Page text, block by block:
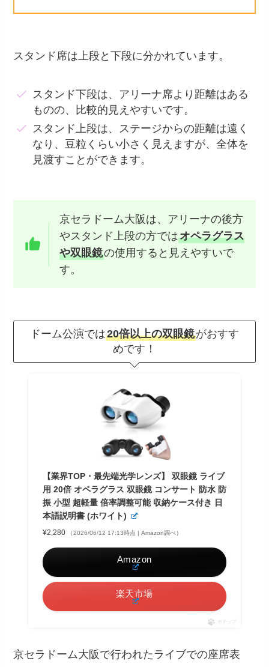
スタンド席は上段と下段に分かれています。
スタンド下段は、アリーナ席より距離はある
ものの、比較的見えやすいです。
スタンド上段は、ステージからの距離は遠く
なり、豆粒くらい小さく見えますが、全体を
見渡すことができます。
京セラドーム大阪は、アリーナの後方
やスタンド上段の方ではオペラグラス
や双眼鏡の使用すると見えやすいで
す。
ドーム公演では20倍以上の双眼鏡がおすす
めです！
【業界TOP・最先端光学レンズ】 双眼鏡 ライブ
用 20倍 オペラグラス 双眼鏡 コンサート 防水 防
振 小型 超軽量 倍率調整可能 収納ケース付き 日
本語説明書 (ホワイト)
¥2,280 （2026/06/12 17:13時点 | Amazon調べ）
Amazon
楽天市場
ポチップ
京セラドーム大阪で行われたライブでの座席表